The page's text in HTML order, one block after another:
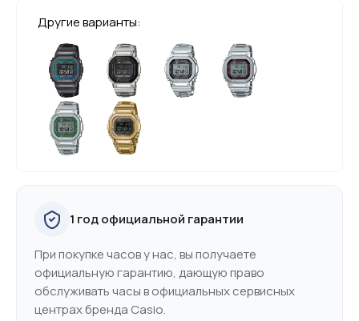
Другие варианты:
1 год официальной гарантии
При покупке часов у нас, вы получаете
официальную гарантию, дающую право
обслуживать часы в официальных сервисных
центрах бренда Casio.